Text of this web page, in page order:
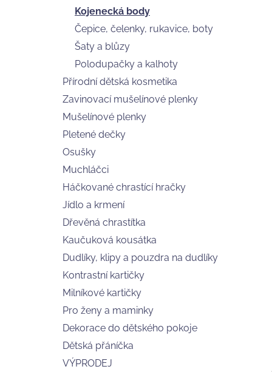
Kojenecká body
Čepice, čelenky, rukavice, boty
Šaty a blůzy
Polodupačky a kalhoty
Přírodní dětská kosmetika
Zavinovací mušelínové plenky
Mušelínové plenky
Pletené dečky
Osušky
Muchláčci
Háčkované chrastící hračky
Jídlo a krmení
Dřevěná chrastítka
Kaučuková kousátka
Dudlíky, klipy a pouzdra na dudlíky
Kontrastní kartičky
Milníkové kartičky
Pro ženy a maminky
Dekorace do dětského pokoje
Dětská přáníčka
VÝPRODEJ
FRISCHLING
275 Kč